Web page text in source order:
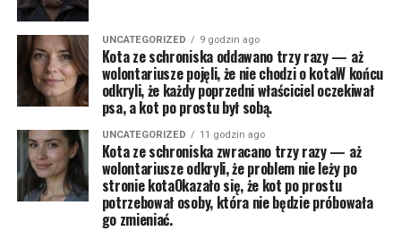
UNCATEGORIZED 9 godzin ago
Kota ze schroniska oddawano trzy razy — aż
wolontariusze pojęli, że nie chodzi o kotaW końcu
odkryli, że każdy poprzedni właściciel oczekiwał
psa, a kot po prostu był sobą.
UNCATEGORIZED 11 godzin ago
Kota ze schroniska zwracano trzy razy — aż
wolontariusze odkryli, że problem nie leży po
stronie kotaOkazało się, że kot po prostu
potrzebował osoby, która nie będzie próbowała
go zmieniać.